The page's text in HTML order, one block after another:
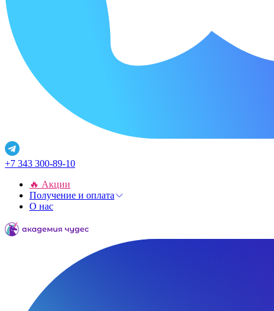
+7 343 300-89-10
🔥 Акции
Получение и оплата
О нас